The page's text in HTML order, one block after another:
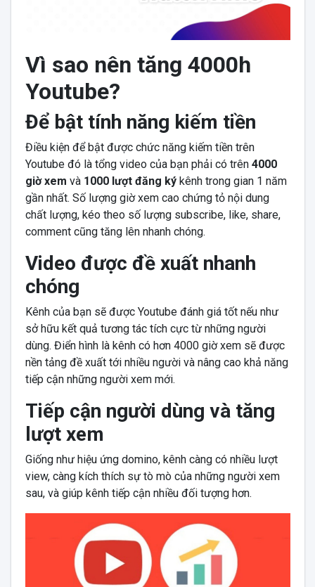
Vì sao nên tăng 4000h
Youtube?
Để bật tính năng kiếm tiền
Điều kiện để bật được chức năng kiếm tiền trên
Youtube đó là tổng video của bạn phải có trên 4000
giờ xem và 1000 lượt đăng kýkênh trong gian 1 năm
gần nhất. Số lượng giờ xem cao chứng tỏ nội dung
chất lượng, kéo theo số lượng subscribe, like, share,
comment cũng tăng lên nhanh chóng.
Video được đề xuất nhanh
chóng
Kênh của bạn sẽ được Youtube đánh giá tốt nếu như
sở hữu kết quả tương tác tích cực từ những người
dùng. Điển hình là kênh có hơn 4000 giờ xem sẽ được
nền tảng đề xuất tới nhiều người và nâng cao khả năng
tiếp cận những người xem mới.
Tiếp cận người dùng và tăng
lượt xem
Giống như hiệu ứng domino, kênh càng có nhiều lượt
view, càng kích thích sự tò mò của những người xem
sau, và giúp kênh tiếp cận nhiều đối tượng hơn.